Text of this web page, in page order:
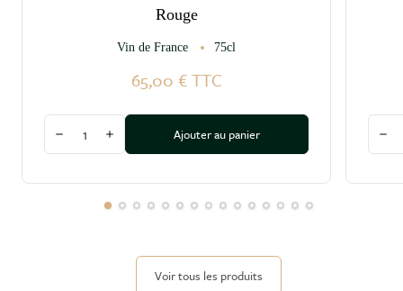
Rouge
Vin de France 75cl
65,00 € TTC
Diminuer la quantité
Augmenter la quantité
Ajouter au panier
Voir tous les produits